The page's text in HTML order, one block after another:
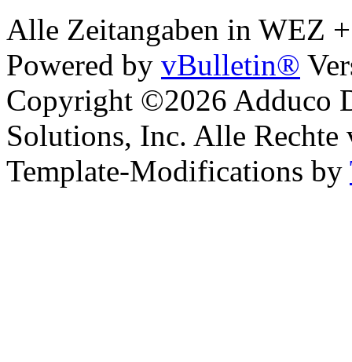
Alle Zeitangaben in WEZ
Powered by vBulletin®
Copyright ©2026 Adduco
Solutions, Inc. Alle Rechte
Template-Modifications by